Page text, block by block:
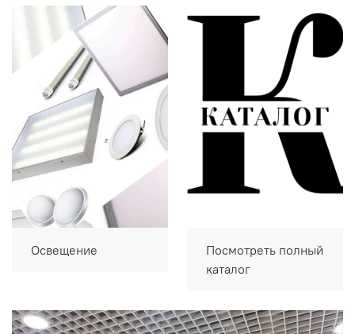
Освещение
Посмотреть полный
каталог